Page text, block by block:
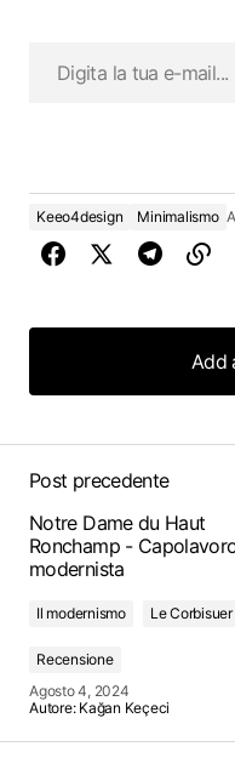
Keeo4design Minimalismo
Add
Add
Post precedente
Notre Dame du Haut
Ronchamp -
modernista
Il modernismo Le Corbisuer
Recensione
Agosto 4, 2024
Autore: Kağan Keçeci